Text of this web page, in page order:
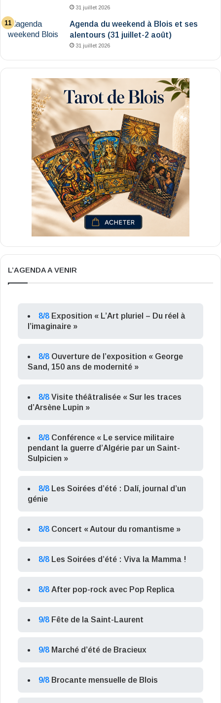
31 juillet 2026
Agenda du weekend à Blois et ses
alentours (31 juillet-2 août)
31 juillet 2026
L’AGENDA A VENIR
8/8 Exposition « L’Art pluriel – Du réel à
l’imaginaire »
8/8 Ouverture de l’exposition « George
Sand, 150 ans de modernité »
8/8 Visite théâtralisée « Sur les traces
d’Arsène Lupin »
8/8 Conférence « Le service militaire
pendant la guerre d’Algérie par un Saint-
Sulpicien »
8/8 Les Soirées d’été : Dalí, journal d’un
génie
8/8 Concert « Autour du romantisme »
8/8 Les Soirées d’été : Viva la Mamma !
8/8 After pop-rock avec Pop Replica
9/8 Fête de la Saint-Laurent
9/8 Marché d’été de Bracieux
9/8 Brocante mensuelle de Blois